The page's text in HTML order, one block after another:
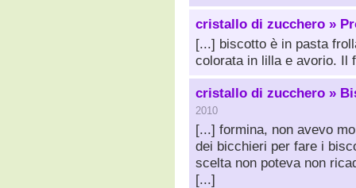
cristallo di zucchero »
[...] biscotto è in pasta
colorata in lilla e avorio. Il
cristallo di zucchero »
2010
[...] formina, non avevo
dei bicchieri per fare i
scelta non poteva non
[...]